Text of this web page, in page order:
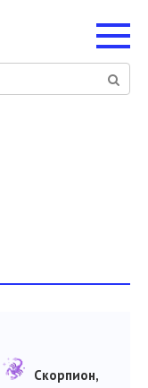
Скорпион,